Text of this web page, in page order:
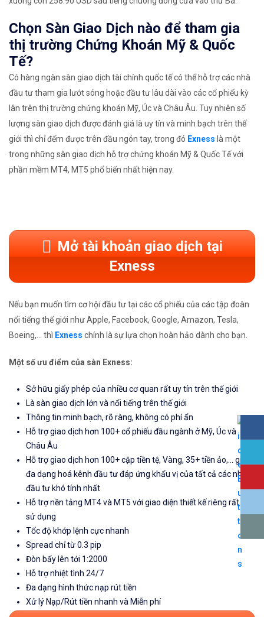
Chọn Sàn Giao Dịch nào để tham gia
thị trường Chứng Khoán Mỹ & Quốc
Tế?
Có hàng ngàn sàn giao dịch tài chính quốc tế có thể hỗ trợ các nhà
đầu tư tham gia lướt sóng hoặc đầu tư lâu dài vào các cổ phiếu kỳ
lân trên thị trường chứng khoán Mỹ, Úc và Châu Âu. Tuy nhiên số
lượng sàn giao dịch được đánh giá là uy tín và minh bạch trên thế
giới thì chỉ đếm được trên đầu ngón tay, trong đó Exness là một
trong những sàn giao dịch hỗ trợ chứng khoán Mỹ & Quốc Tế với
phần mềm MT4, MT5 phổ biến nhất hiện nay.
Mở tài khoản giao dịch tại
Exness
Nếu bạn muốn tìm cơ hội đầu tư tại các cổ phiếu của các tập đoàn
nổi tiếng thế giới như Apple, Facebook, Google, Amazon, Tesla,
Boeing,... thì Exness chính là sự lựa chọn hoàn hảo dành cho bạn.
Một số ưu điểm của sàn Exness:
Sở hữu giấy phép của nhiều cơ quan rất uy tín trên thế giới
Là sàn giao dịch lớn và nổi tiếng trên thế giới
Thông tin minh bạch, rõ ràng, không có phí ẩn
Hỗ trợ giao dịch hơn 100+ cổ phiếu đầu ngành ở Mỹ, Úc và
Châu Âu
Hỗ trợ giao dịch hơn 100+ cặp tiền tệ, Vàng, 35+ tiền ảo,... giúp
đa dạng hoá kênh đầu tư đáp ứng khẩu vị của tất cả các nhà
đầu tư khó tính nhất
Hỗ trợ nền tảng MT4 và MT5 với giao diện thiết kế riêng rất dễ
sử dụng
Tốc độ khớp lệnh cực nhanh
Spread chỉ từ 0.3 pip
Đòn bẩy lên tới 1:2000
Hỗ trợ nhiệt tình 24/7
Đa dạng hình thức nạp rút tiền
Xử lý Nạp/Rút tiền nhanh và Miễn phí